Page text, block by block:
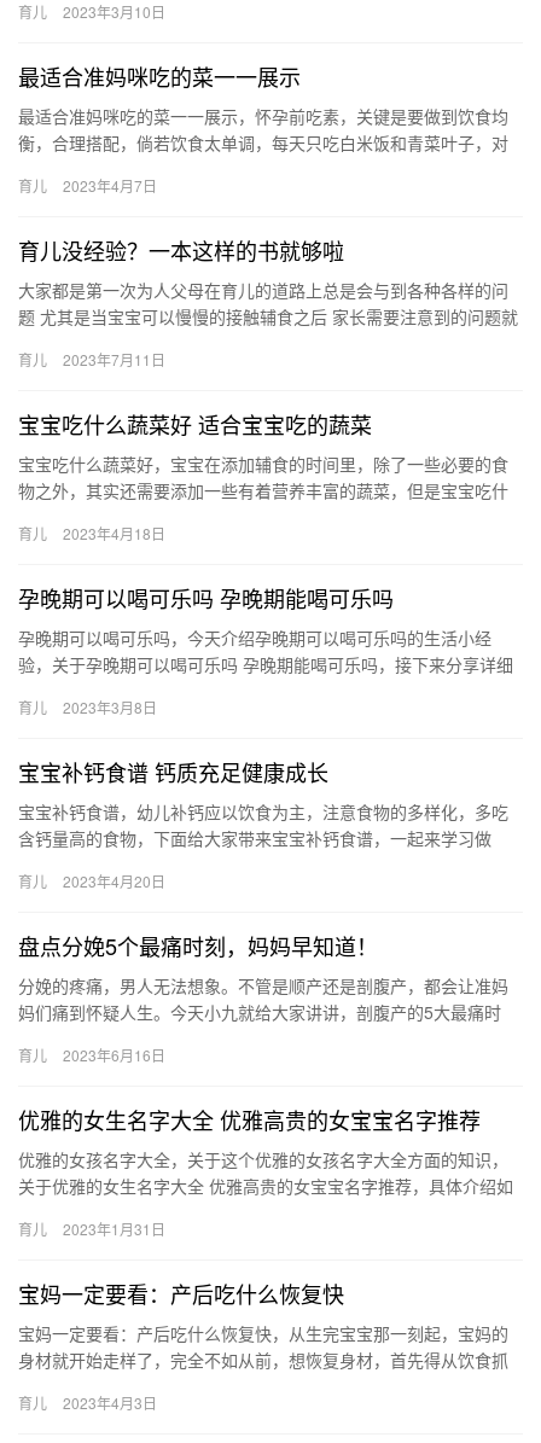
小…
育儿 2023年3月10日
最适合准妈咪吃的菜一一展示
最适合准妈咪吃的菜一一展示，怀孕前吃素，关键是要做到饮食均
衡，合理搭配，倘若饮食太单调，每天只吃白米饭和青菜叶子，对
呢？一 …
育儿 2023年4月7日
育儿没经验？一本这样的书就够啦
大家都是第一次为人父母在育儿的道路上总是会与到各种各样的问
题 尤其是当宝宝可以慢慢的接触辅食之后 家长需要注意到的问题就
育儿 2023年7月11日
宝宝吃什么蔬菜好 适合宝宝吃的蔬菜
宝宝吃什么蔬菜好，宝宝在添加辅食的时间里，除了一些必要的食
物之外，其实还需要添加一些有着营养丰富的蔬菜，但是宝宝吃什
什…
育儿 2023年4月18日
孕晚期可以喝可乐吗 孕晚期能喝可乐吗
孕晚期可以喝可乐吗，今天介绍孕晚期可以喝可乐吗的生活小经
验，关于孕晚期可以喝可乐吗 孕晚期能喝可乐吗，接下来分享详细
晚…
育儿 2023年3月8日
宝宝补钙食谱 钙质充足健康成长
宝宝补钙食谱，幼儿补钙应以饮食为主，注意食物的多样化，多吃
含钙量高的食物，下面给大家带来宝宝补钙食谱，一起来学习做
食谱…
育儿 2023年4月20日
盘点分娩5个最痛时刻，妈妈早知道！
分娩的疼痛，男人无法想象。不管是顺产还是剖腹产，都会让准妈
妈们痛到怀疑人生。今天小九就给大家讲讲，剖腹产的5大最痛时
想…
育儿 2023年6月16日
优雅的女生名字大全 优雅高贵的女宝宝名字推荐
优雅的女孩名字大全，关于这个优雅的女孩名字大全方面的知识，
关于优雅的女生名字大全 优雅高贵的女宝宝名字推荐，具体介绍如
育儿 2023年1月31日
宝妈一定要看：产后吃什么恢复快
宝妈一定要看：产后吃什么恢复快，从生完宝宝那一刻起，宝妈的
身材就开始走样了，完全不如从前，想恢复身材，首先得从饮食抓
后…
育儿 2023年4月3日